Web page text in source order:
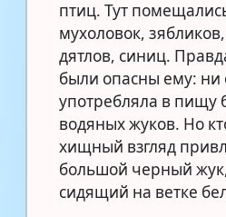
птиц. Тут
мухоловок,
дятлов, синиц.
были опасны ему: ни
употребляла в пищу
водяных жуков. Но
хищный взгляд
большой черный
сидящий на ветке